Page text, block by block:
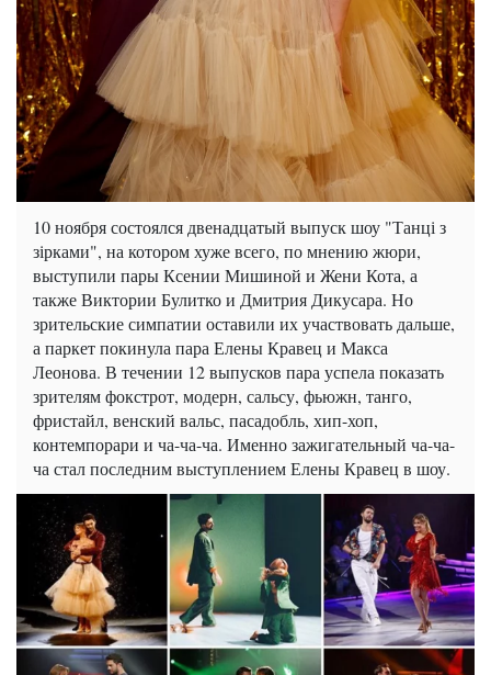
10 ноября состоялся двенадцатый выпуск шоу "Танці з
зірками", на котором хуже всего, по мнению жюри,
выступили пары Ксении Мишиной и Жени Кота, а
также Виктории Булитко и Дмитрия Дикусара. Но
зрительские симпатии оставили их участвовать дальше,
а паркет покинула пара Елены Кравец и Макса
Леонова. В течении 12 выпусков пара успела показать
зрителям фокстрот, модерн, сальсу, фьюжн, танго,
фристайл, венский вальс, пасадобль, хип-хоп,
контемпорари и ча-ча-ча. Именно зажигательный ча-ча-
ча стал последним выступлением Елены Кравец в шоу.